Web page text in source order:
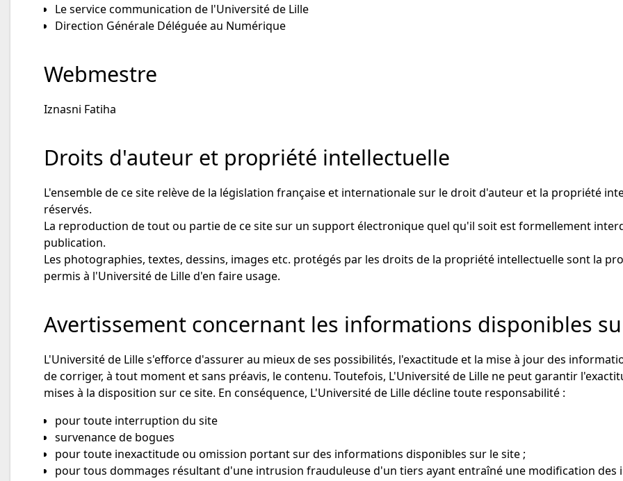
Le service communication de l'Université de Lille
Direction Générale Déléguée au Numérique
Webmestre
Iznasni Fatiha
Droits d'auteur et propriété intellectuelle
L'ensemble de ce site relève de la législation française et internationale sur le droit d'auteur et la propriété
réservés.
La reproduction de tout ou partie de ce site sur un support électronique quel qu'il soit est formellement
publication.
Les photographies, textes, dessins, images etc. protégés par les droits de la propriété intellectuelle sont la
permis à l'Université de Lille d'en faire usage.
Avertissement concernant les informations disponibles
L'Université de Lille s'efforce d'assurer au mieux de ses possibilités, l'exactitude et la mise à jour des
de corriger, à tout moment et sans préavis, le contenu. Toutefois, L'Université de Lille ne peut garantir
mises à la disposition sur ce site. En conséquence, L'Université de Lille décline toute responsabilité :
pour toute interruption du site
survenance de bogues
pour toute inexactitude ou omission portant sur des informations disponibles sur le site ;
pour tous dommages résultant d'une intrusion frauduleuse d'un tiers ayant entraîné une modification des